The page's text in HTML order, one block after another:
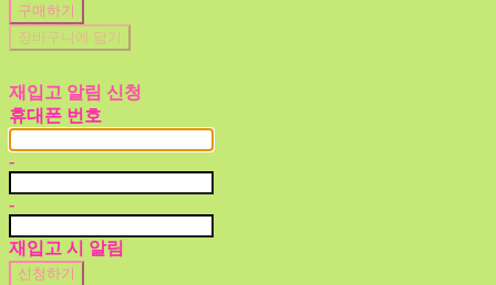
구매하기
장바구니에 담기
재입고 알림 신청
휴대폰 번호
-
-
재입고 시 알림
신청하기